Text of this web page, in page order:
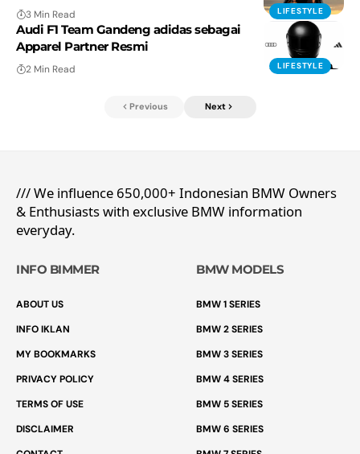
LIFESTYLE
3 Min Read
LIFESTYLE
Audi F1 Team Gandeng adidas sebagai
Apparel Partner Resmi
2 Min Read
Previous Next
/// We influence 650,000+ Indonesian BMW Owners
& Enthusiasts with exclusive BMW information
everyday.
INFO BIMMER
ABOUT US
INFO IKLAN
MY BOOKMARKS
PRIVACY POLICY
TERMS OF USE
DISCLAIMER
BMW MODELS
BMW 1 SERIES
BMW 2 SERIES
BMW 3 SERIES
BMW 4 SERIES
BMW 5 SERIES
BMW 6 SERIES